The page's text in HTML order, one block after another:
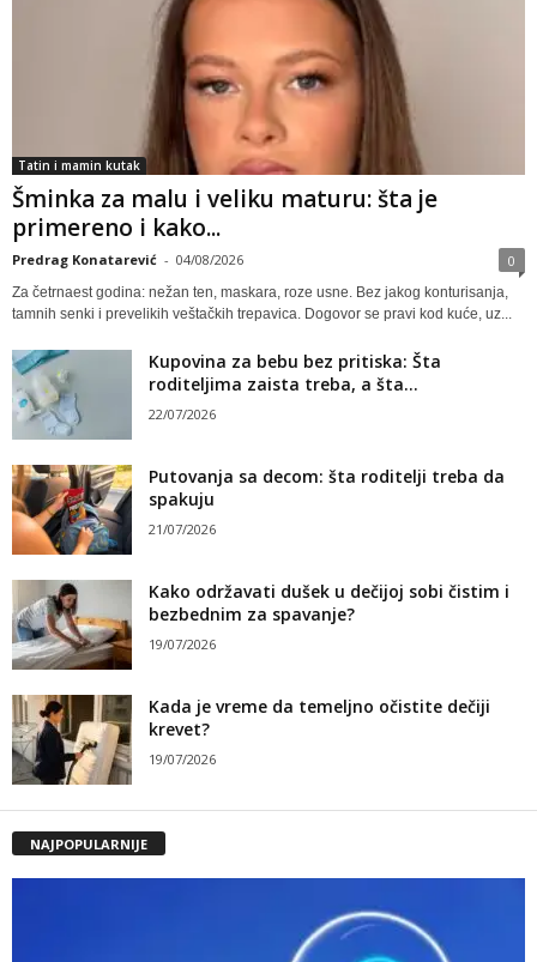
Tatin i mamin kutak
Šminka za malu i veliku maturu: šta je
primereno i kako...
Predrag Konatarević - 04/08/2026 0
Za četrnaest godina: nežan ten, maskara, roze usne. Bez jakog konturisanja,
tamnih senki i prevelikih veštačkih trepavica. Dogovor se pravi kod kuće, uz...
Kupovina za bebu bez pritiska: Šta
roditeljima zaista treba, a šta...
22/07/2026
Putovanja sa decom: šta roditelji treba da
spakuju
21/07/2026
Kako održavati dušek u dečijoj sobi čistim i
bezbednim za spavanje?
19/07/2026
Kada je vreme da temeljno očistite dečiji
krevet?
19/07/2026
NAJPOPULARNIJE